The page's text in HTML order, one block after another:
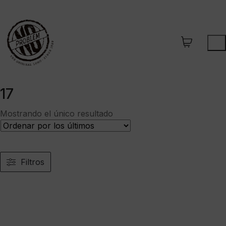
17
Mostrando el único resultado
Filtros